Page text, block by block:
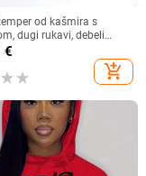
od kašmira s
dugi rukavi, debeli
2024
€
add_shopping_cart